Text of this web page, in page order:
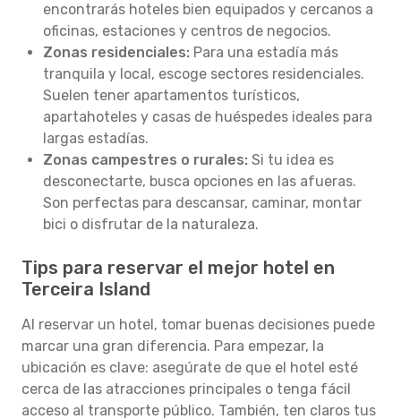
encontrarás hoteles bien equipados y cercanos a
oficinas, estaciones y centros de negocios.
Zonas residenciales: Para una estadía más
tranquila y local, escoge sectores residenciales.
Suelen tener apartamentos turísticos,
apartahoteles y casas de huéspedes ideales para
largas estadías.
Zonas campestres o rurales: Si tu idea es
desconectarte, busca opciones en las afueras.
Son perfectas para descansar, caminar, montar
bici o disfrutar de la naturaleza.
Tips para reservar el mejor hotel en
Terceira Island
Al reservar un hotel, tomar buenas decisiones puede
marcar una gran diferencia. Para empezar, la
ubicación es clave: asegúrate de que el hotel esté
cerca de las atracciones principales o tenga fácil
acceso al transporte público. También, ten claros tus